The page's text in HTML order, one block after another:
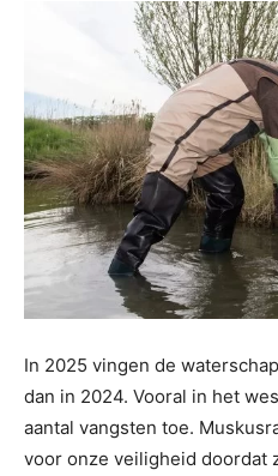
In 2025 vingen de
dan in 2024. Vooral in het
aantal vangsten toe.
voor onze veiligheid doordat